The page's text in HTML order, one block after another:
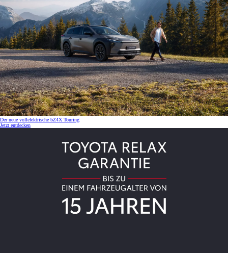
Der neue vollelektrische bZ4X Touring
Jetzt entdecken